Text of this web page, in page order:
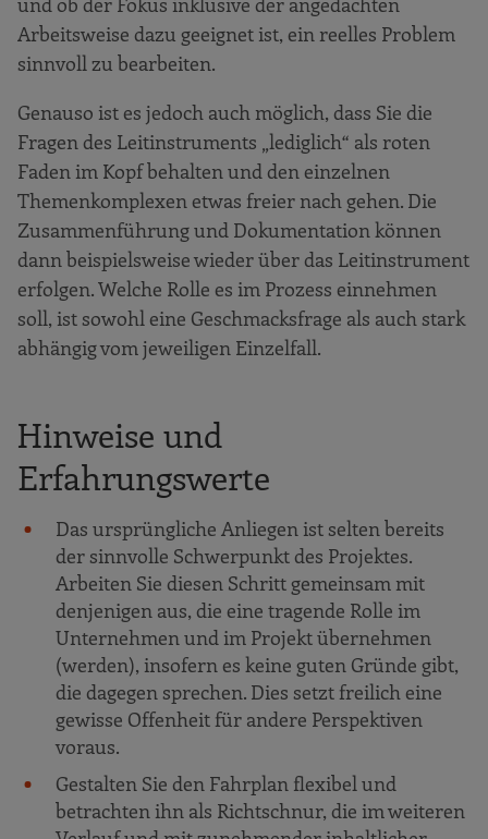
Arbeitsweise dazu geeignet ist, ein reelles Problem
sinnvoll zu bearbeiten.
Genauso ist es jedoch auch möglich, dass Sie die
Fragen des Leitinstruments „lediglich“ als roten
Faden im Kopf behalten und den einzelnen
Themenkomplexen etwas freier nach­ gehen. Die
Zusammenführung und Dokumentation können
dann beispielsweise wieder über das Leitinstrument
erfolgen. Welche Rolle es im Prozess einnehmen
soll, ist sowohl eine Geschmacksfrage als auch stark
abhängig vom jeweiligen Einzelfall.
Hinweise und
Erfahrungswerte
Das ursprüngliche Anliegen ist selten bereits
der sinnvolle Schwerpunkt des Projektes.
Arbeiten Sie diesen Schritt gemeinsam mit
denjenigen aus, die eine tragende Rolle im
Unternehmen und im Projekt übernehmen
(werden), insofern es keine guten Gründe gibt,
die dagegen sprechen. Dies setzt freilich eine
gewisse Offenheit für andere Perspektiven
voraus.
Gestalten Sie den Fahrplan flexibel und
betrachten ihn als Richtschnur, die im weiteren